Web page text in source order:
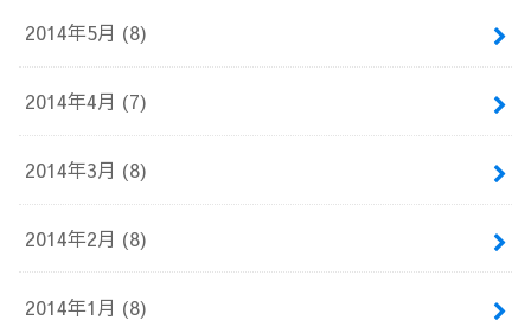
2014年5月 (8)
2014年4月 (7)
2014年3月 (8)
2014年2月 (8)
2014年1月 (8)